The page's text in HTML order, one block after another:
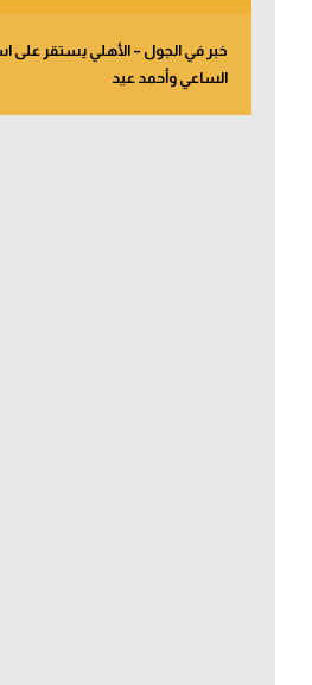
خبر في الجول – الأهلي يستقر على
الساعي وأحمد عيد